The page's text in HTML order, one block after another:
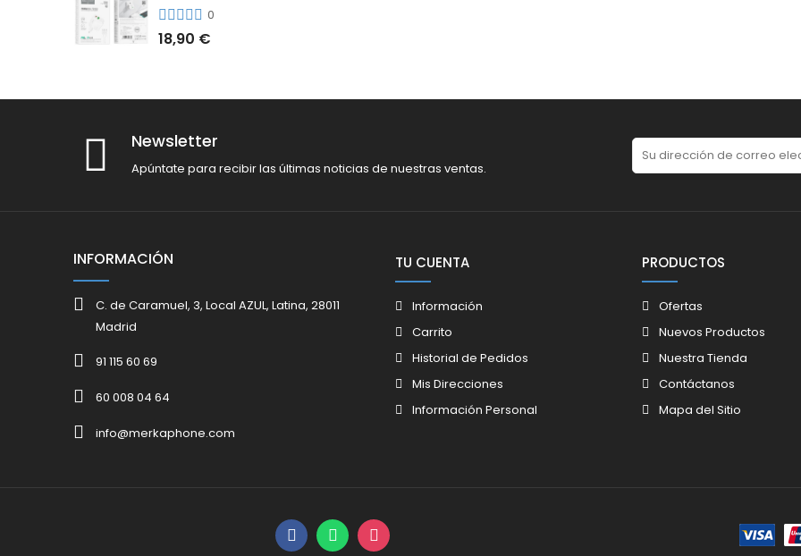
0
18,90 €
Newsletter
Apúntate para recibir las últimas noticias de nuestras ventas.
INFORMACIÓN
C. de Caramuel, 3, Local AZUL, Latina, 28011
Madrid
91 115 60 69
60 008 04 64
info@merkaphone.com
TU CUENTA
Información
Carrito
Historial de Pedidos
Mis Direcciones
Información Personal
PRODUCTOS
Ofertas
Nuevos Productos
Nuestra Tienda
Contáctanos
Mapa del Sitio